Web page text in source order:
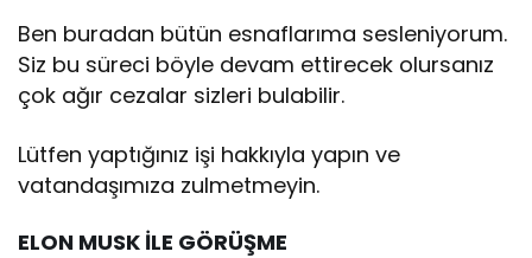
Ben buradan bütün esnaflarıma sesleniyorum.
Siz bu süreci böyle devam ettirecek olursanız
çok ağır cezalar sizleri bulabilir.
Lütfen yaptığınız işi hakkıyla yapın ve
vatandaşımıza zulmetmeyin.
ELON MUSK İLE GÖRÜŞME